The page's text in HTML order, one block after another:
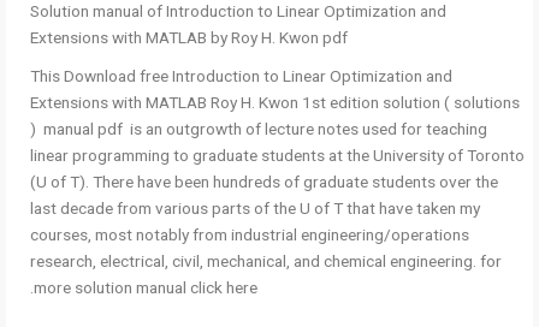
Solution manual of Introduction to Linear Optimization and
Extensions with MATLAB by Roy H. Kwon pdf
This Download free Introduction to Linear Optimization and
Extensions with MATLAB Roy H. Kwon 1st edition solution ( solutions
) manual pdf is an outgrowth of lecture notes used for teaching
linear programming to graduate students at the University of Toronto
(U of T). There have been hundreds of graduate students over the
last decade from various parts of the U of T that have taken my
courses, most notably from industrial engineering/operations
research, electrical, civil, mechanical, and chemical engineering. for
more solution manual click here.